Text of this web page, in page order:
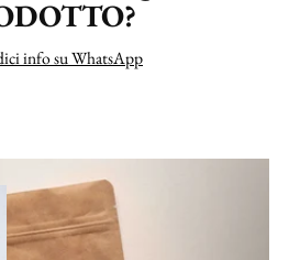
info su WhatsApp